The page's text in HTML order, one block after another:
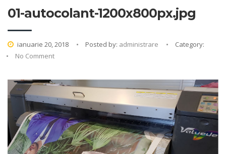
01-autocolant-1200x800px.jpg
ianuarie 20, 2018 Posted by: administrare
Category:
No Comment